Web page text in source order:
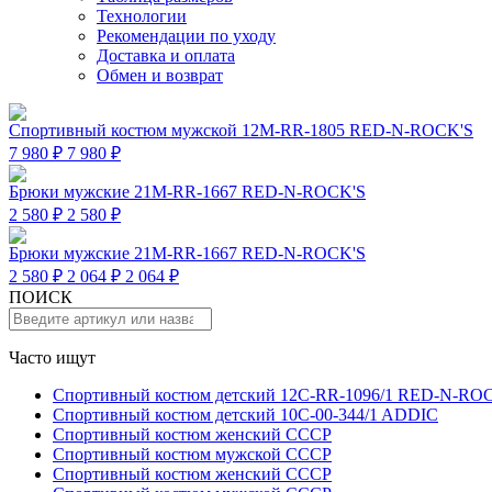
Технологии
Рекомендации по уходу
Доставка и оплата
Обмен и возврат
Спортивный костюм мужской 12M-RR-1805 RED-N-ROCK'S
7 980 ₽ 7 980 ₽
Брюки мужские 21M-RR-1667 RED-N-ROCK'S
2 580 ₽ 2 580 ₽
Брюки мужские 21M-RR-1667 RED-N-ROCK'S
2 580 ₽ 2 064 ₽ 2 064 ₽
ПОИСК
Часто ищут
Спортивный костюм детский 12C-RR-1096/1 RED-N-
Спортивный костюм детский 10C-00-344/1 ADDIC
Спортивный костюм женский СССР
Спортивный костюм мужской СССР
Спортивный костюм женский СССР